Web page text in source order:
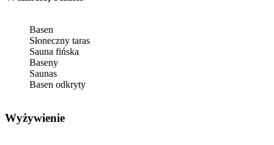
Basen
Słoneczny taras
Sauna fińska
Baseny
Saunas
Basen odkryty
Wyżywienie